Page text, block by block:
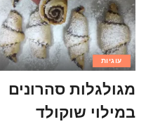
עוגיות
מגולגלות סהרונים
במילוי שוקולד